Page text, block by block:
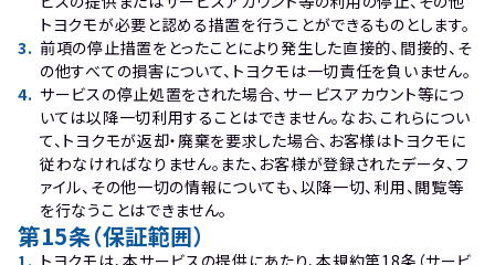
トヨクモが必要と認める措置を行うことができるものとします。
3. 前項の停止措置をとったことにより発生した直接的、間接的、そ
の他すべての損害について、トヨクモは一切責任を負いません。
4. サービスの停止処置をされた場合、サービスアカウント等につ
いては以降一切利用することはできません。なお、これらについ
て、トヨクモが返却・廃棄を要求した場合、お客様はトヨクモに
従わなければなりません。また、お客様が登録されたデータ、フ
ァイル、その他一切の情報についても、以降一切、利用、閲覧等
を行なうことはできません。
第15条（保証範囲）
1. トヨクモは、本サービスの提供にあたり、本規約第18条（サービ